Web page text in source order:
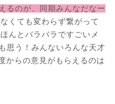
るのが、同期みんなだなー
くても変わらず繋がって
んとバラバラですごいメ
思う！みんないろんな天才
からの意見がもらえるのは